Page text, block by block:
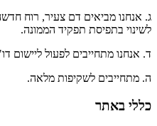
ג. אנחנו מביאים דם צעיר, רוח
לשינוי בתפיסת תפקיד הממונה.
ד. אנחנו מתחייבים לפעול ליישום
ה. מתחייבים לשקיפות מלאה.
כללי באתר